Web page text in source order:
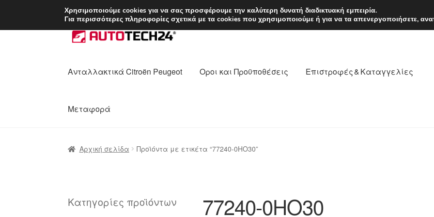
ΑΠΟΣΤΟΛΗ από 7 EUR Δευτέρα-Παρ.
Απευθείας
μετάβαση
πλοήγηση
Μετάβαση
σε
Ανταλλακτικά Citroën Peugeot Οροι και Προϋποθέσεις Επιστροφές & Καταγγελίες
Μεταφορά
Αρχική σελίδα Προϊόντα με ετικέτα “77240-0HO30”
77240-0HO30
Κατηγορίες προϊόντων
Χρησιμοποιούμε cookies για να σας προσφέρουμε την καλύτερη δυνατή διαδικτυακή εμπειρία.
Για περισσότερες πληροφορίες σχετικά με τα cookies που χρησιμοποιούμε ή για να τα απενεργοποιήσετε,